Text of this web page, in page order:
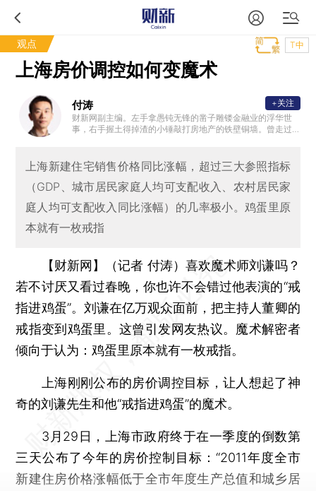
观点 T中
上海房价调控如何变魔术
付涛
财新网副主编。左手拿愚钝无锋的凿子雕镂金融业的浮华世
事，右手握土得掉渣的小锤敲打房地产的铁壁铜墙。曾走过
+关注
上海新建住宅销售价格同比涨幅，超过三大参照指标
（GDP、城市居民家庭人均可支配收入、农村居民家
庭人均可支配收入同比涨幅）的几率极小。鸡蛋里原
本就有一枚戒指
【财新网】（记者 付涛） 喜欢魔术师刘谦吗？
若不讨厌又看过春晚，你也许不会错过他表演的“戒
指进鸡蛋”。刘谦在亿万观众面前，把主持人董卿的
戒指变到鸡蛋里。这曾引发网友热议。魔术解密者
倾向于认为：鸡蛋里原本就有一枚戒指。
上海刚刚公布的房价调控目标，让人想起了神
奇的刘谦先生和他“戒指进鸡蛋”的魔术。
3月29日，上海市政府终于在一季度的倒数第
三天公布了今年的房价控制目标：“2011年度全市
新建住房价格涨幅低于全市年度生产总值和城乡居